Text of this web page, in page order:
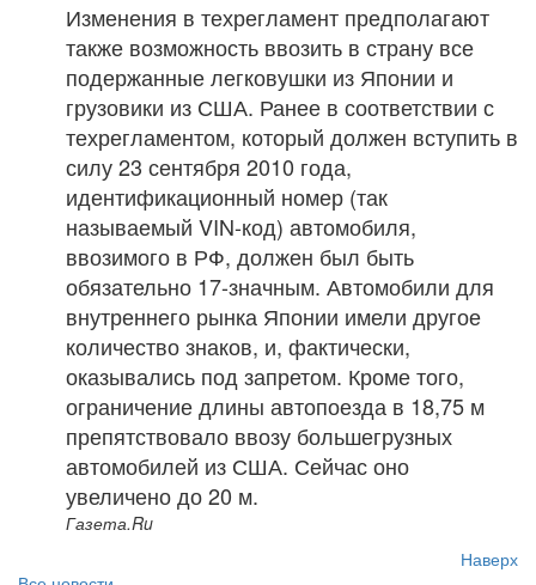
Изменения в техрегламент предполагают
также возможность ввозить в страну все
подержанные легковушки из Японии и
грузовики из США. Ранее в соответствии с
техрегламентом, который должен вступить в
силу 23 сентября 2010 года,
идентификационный номер (так
называемый VIN-код) автомобиля,
ввозимого в РФ, должен был быть
обязательно 17-значным. Автомобили для
внутреннего рынка Японии имели другое
количество знаков, и, фактически,
оказывались под запретом. Кроме того,
ограничение длины автопоезда в 18,75 м
препятствовало ввозу большегрузных
автомобилей из США. Сейчас оно
увеличено до 20 м.
Газета.Ru
Наверх